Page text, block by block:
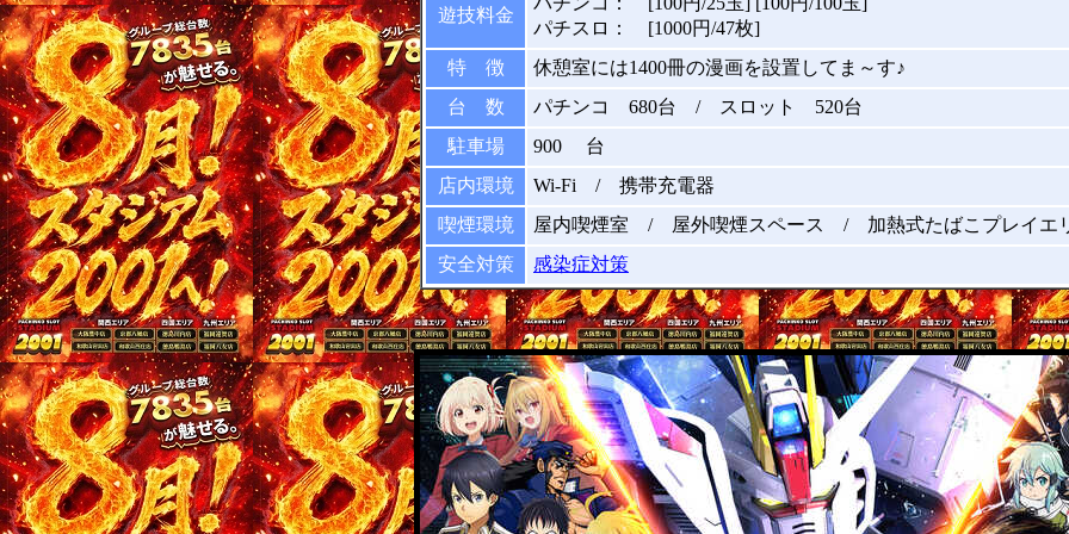
遊技料金
パチスロ： [1000円/47枚]
特 徴
休憩室には1400冊の漫画を設置してま～す♪
台 数
パチンコ 680台 / スロット 520台
駐車場
900 台
店内環境
Wi-Fi / 携帯充電器
喫煙環境
屋内喫煙室 / 屋外喫煙スペース / 加熱式たばこプレイエ
安全対策
感染症対策